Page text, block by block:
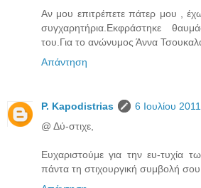
Αν μου επιτρέπετε πάτερ μου ,
συγχαρητήρια.Εκφράστηκε
του.Για το ανώνυμος Άννα
Απάντηση
P. Kapodistrias
6 Ιουλίου
@ Δύ-στιχε,
Ευχαριστούμε για την ευ-τυχία
πάντα τη στιχουργική συμβολή